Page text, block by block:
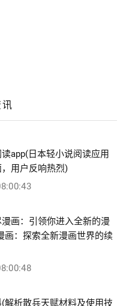
app(日本轻小说阅读应用
用户反响热烈)
画：引领你进入全新的漫
画：探索全新漫画世界的续
解析散兵天赋材料及使用技